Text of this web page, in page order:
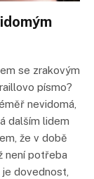
se zrakovým
písmo?
nevidomá,
dalším lidem
že v době
není potřeba
dovednost,